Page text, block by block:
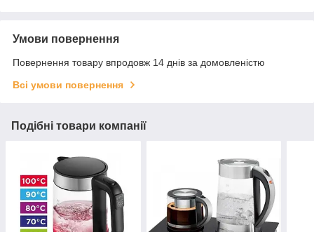
Умови повернення
Повернення товару впродовж 14 днів за домовленістю
Всі умови повернення
Подібні товари компанії